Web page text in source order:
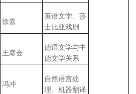
徐嘉
英语文学、莎
士比亚戏剧
王彦会
德语文学与中
德文学关系
冯冲
自然语言处
理、机器翻译